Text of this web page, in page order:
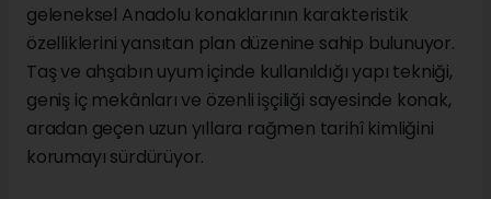
geleneksel Anadolu konaklarının karakteristik
özelliklerini yansıtan plan düzenine sahip bulunuyor.
Taş ve ahşabın uyum içinde kullanıldığı yapı tekniği,
geniş iç mekânları ve özenli işçiliği sayesinde konak,
aradan geçen uzun yıllara rağmen tarihî kimliğini
korumayı sürdürüyor.